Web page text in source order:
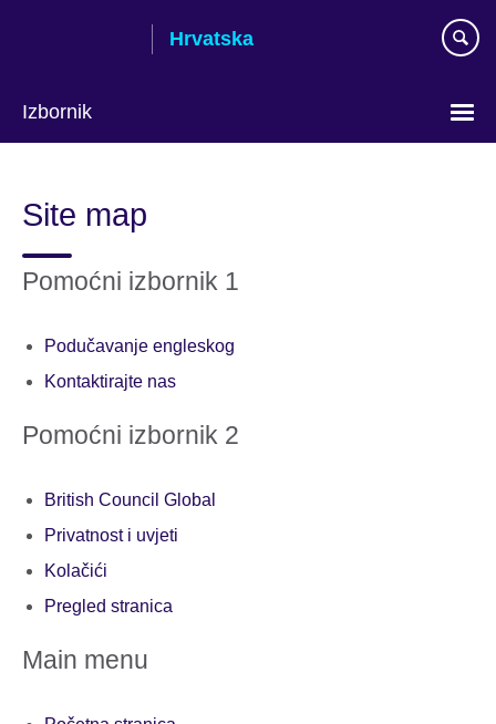
Hrvatska
Izbornik
Site map
Pomoćni izbornik 1
Podučavanje engleskog
Kontaktirajte nas
Pomoćni izbornik 2
British Council Global
Privatnost i uvjeti
Kolačići
Pregled stranica
Main menu